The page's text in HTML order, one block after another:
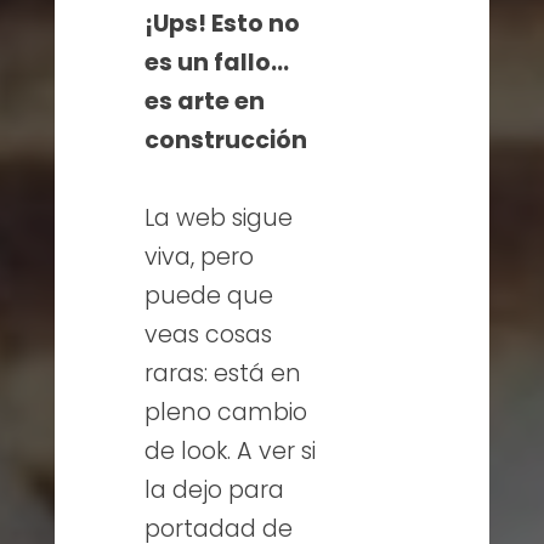
¡Ups! Esto no
es un fallo…
es arte en
construcción
La web sigue
viva, pero
puede que
veas cosas
raras: está en
pleno cambio
de look. A ver si
la dejo para
portadad de